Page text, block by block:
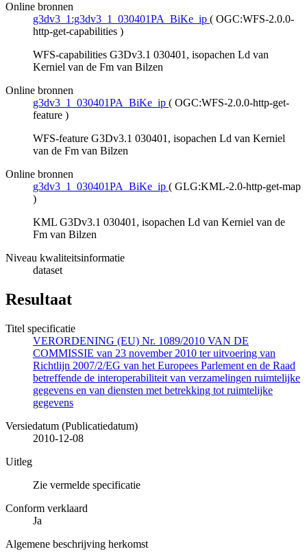
Online bronnen
g3dv3_1:g3dv3_1_030401PA_BiKe_ip ( OGC:WFS-2.0.0-
http-get-capabilities )
WFS-capabilities G3Dv3.1 030401, isopachen Ld van
Kerniel van de Fm van Bilzen
Online bronnen
g3dv3_1_030401PA_BiKe_ip ( OGC:WFS-2.0.0-http-get-
feature )
WFS-feature G3Dv3.1 030401, isopachen Ld van Kerniel
van de Fm van Bilzen
Online bronnen
g3dv3_1_030401PA_BiKe_ip ( GLG:KML-2.0-http-get-map
)
KML G3Dv3.1 030401, isopachen Ld van Kerniel van de
Fm van Bilzen
Niveau kwaliteitsinformatie
dataset
Resultaat
Titel specificatie
VERORDENING (EU) Nr. 1089/2010 VAN DE
COMMISSIE van 23 november 2010 ter uitvoering van
Richtlijn 2007/2/EG van het Europees Parlement en de Raad
betreffende de interoperabiliteit van verzamelingen ruimtelijke
gegevens en van diensten met betrekking tot ruimtelijke
gegevens
Versiedatum (Publicatiedatum)
2010-12-08
Uitleg
Zie vermelde specificatie
Conform verklaard
Ja
Algemene beschrijving herkomst